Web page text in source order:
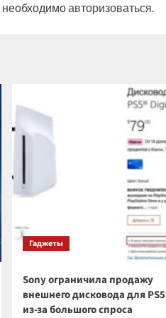
авторизоваться.
Гаджеты
Sony ограничила продажу
внешнего дисковода для PS5
из-за большого спроса